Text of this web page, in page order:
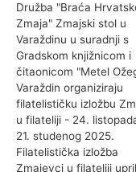
Družba "Braća
Zmaja" Zmajski stol u
Varaždinu u suradnji s
Gradskom knjižnicom i
čitaonicom "Metel
Varaždin organiziraju
filatelističku izložbu
u filateliji - 24.
21. studenog 2025.
Filatelistička izložba
Zmajevci u filateliji